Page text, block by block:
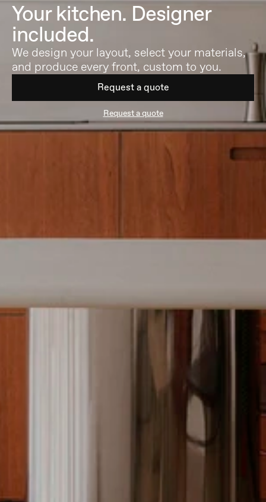
Your kitchen. Designer
included.
We design your layout, select your materials,
and produce every front, custom to you.
Request a quote
Request a quote